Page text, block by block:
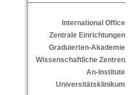
International Office
Zentrale Einrichtungen
Graduierten-Akademie
Wissenschaftliche Zentren
An-Institute
Universitätsklinikum